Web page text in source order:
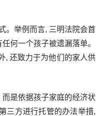
。举例而言, 三明法院会首
何一个孩子被遗漏落单。
, 还致力于为他们的家人供
是依据孩子家庭的经济状
三方进行托管的办法举措,